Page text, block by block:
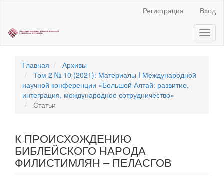
содержанию
страницы
навигация
Основное
содержание
Боковая
панель
Регистрация Вход
Главная
Архивы
Том 2 № 10 (2021): Материалы I Международной
научной конференции «Большой Алтай: развитие,
интеграция, международное сотрудничество»
Статьи
К ПРОИСХОЖДЕНИЮ
БИБЛЕЙСКОГО НАРОДА
ФИЛИСТИМЛЯН – ПЕЛАСГОВ